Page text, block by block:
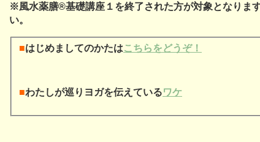
※風水薬膳®基礎講座１を終了された方が対象となりま
い。
■はじめましてのかたはこちらをどうぞ！
■わたしが巡りヨガを伝えているワケ